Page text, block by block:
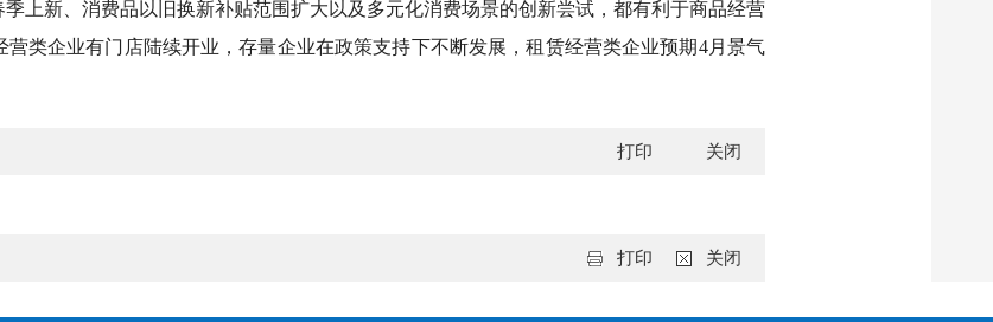
季上新、消费品以旧换新补贴范围扩大以及多元化消费场景的创新尝试，都有利于商品经营
类企业有门店陆续开业，存量企业在政策支持下不断发展，租赁经营类企业预期4月景气
关闭
打印
关闭
打印